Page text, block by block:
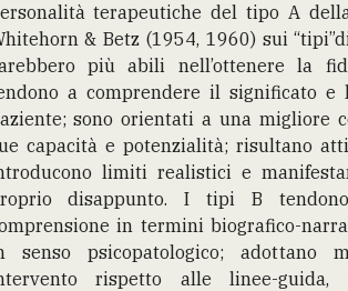
terapeutiche del tipo A
& Betz (1954, 1960) sui
più abili nell’ottenere la
a comprendere il significato e
sono orientati a una migliore
capacità e potenzialità; risultano
limiti realistici e
disappunto. I tipi B
in termini biografico-
senso psicopatologico; adottano
rispetto alle linee-